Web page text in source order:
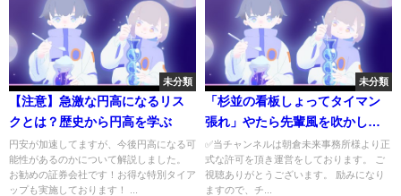
未分類
【注意】急激な円高になるリス
クとは？歴史から円高を学ぶ
円安が加速してますが、今後円高になる可
能性があるのかについて解説しました。
お勧めの証券会社です！お得な特別タイア
ップも実施しております！ ...
未分類
「杉並の看板しょってタイマン
張れ」やたら先輩風を吹かして
煽って来る老害ジジイに瓜田さ
んがついにブチキレる【朝倉未
来切り抜き ブレイキングダウ
✅当チャンネルは朝倉未来事務所様より正
式な許可を頂き運営をしております。 ご
視聴ありがとうございます。 励みになり
ますので、チ...